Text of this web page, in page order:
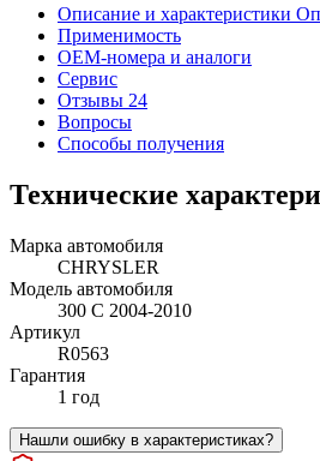
Описание и характеристики
Применимость
OEM-номера и аналоги
Сервис
Отзывы 24
Вопросы
Способы получения
Технические
Марка автомобиля
CHRYSLER
Модель автомобиля
300 C 2004-2010
Артикул
R0563
Гарантия
1 год
Нашли ошибку в характеристиках?